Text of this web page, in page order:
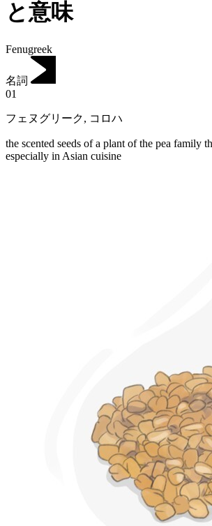
と意味
Fenugreek
名詞
01
フェヌグリーク, コロハ
the scented seeds of a plant of the pea family
especially in Asian cuisine